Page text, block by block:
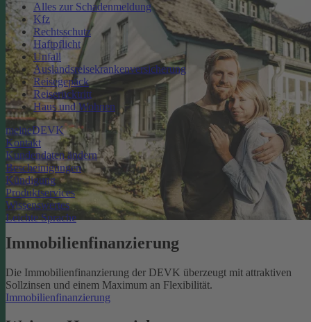
Alles zur Schadenmeldung
Kfz
Rechtsschutz
Haftpflicht
Unfall
Auslandsreisekrankenversicherung
Reisegepäck
Reiserücktritt
Haus und Wohnen
meineDEVK
Kontakt
Kundendaten ändern
Bescheinigungen
Kündigung
Produktservices
Wissenswertes
Leichte Sprache
Immobilienfinanzierung
Die Immobilienfinanzierung der DEVK überzeugt mit attraktiven
Sollzinsen und einem Maximum an Flexibilität.
Immobilienfinanzierung